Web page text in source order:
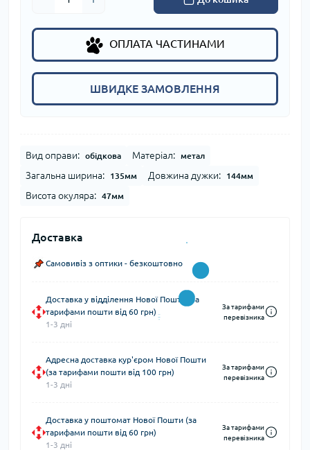
ОПЛАТА ЧАСТИНАМИ
ШВИДКЕ ЗАМОВЛЕННЯ
Вид оправи: обідкова Матеріал: метал
Загальна ширина: 135мм Довжина дужки: 144мм
Висота окуляра: 47мм
Доставка
Самовивіз з оптики - безкоштовно
Доставка у відділення Нової Пошти (за
тарифами пошти від 60 грн)
1-3 дні
За тарифами
перевізника
Адресна доставка кур'єром Нової Пошти
(за тарифами пошти від 100 грн)
1-3 дні
За тарифами
перевізника
Доставка у поштомат Нової Пошти (за
тарифами пошти від 60 грн)
1-3 дні
За тарифами
перевізника